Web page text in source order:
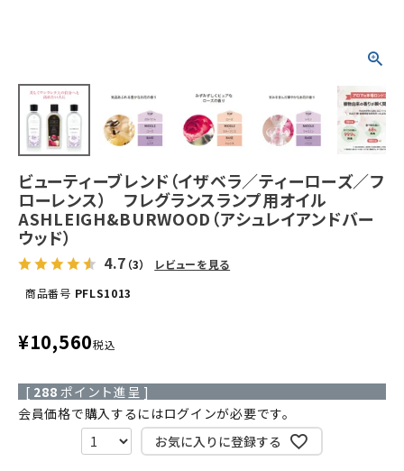
ビューティーブレンド（イザベラ／ティーローズ／フ
ローレンス） フレグランスランプ用オイル
ASHLEIGH&BURWOOD（アシュレイアンドバー
ウッド）
4.7 （3）
レビューを見る
商品番号 PFLS1013
¥10,560税込
[ 288 ポイント進呈 ]
会員価格で購入するにはログインが必要です。
お気に入りに登録する